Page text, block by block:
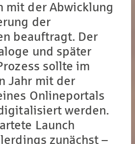
mit der Abwicklung
der
beauftragt. Der
und später
sollte im
Jahr mit der
Onlineportals
werden.
Launch
zunächst –